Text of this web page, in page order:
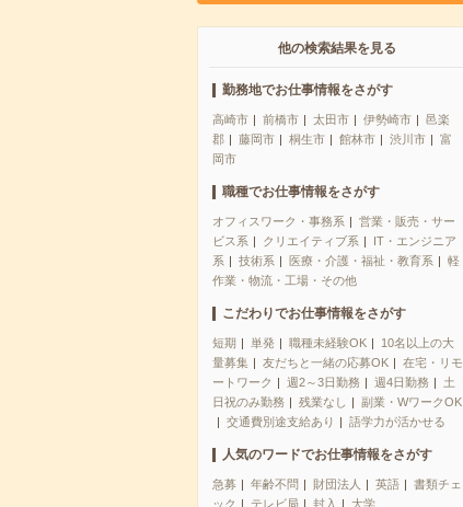
他の検索結果を見る
勤務地でお仕事情報をさがす
高崎市 前橋市 太田市 伊勢崎市
邑楽
郡
藤岡市 桐生市 館林市 渋川市
富
岡市
職種でお仕事情報をさがす
オフィスワーク・事務系
営業・販売・サー
ビス系
クリエイティブ系
IT・エンジニア
系
技術系 医療・介護・福祉・教育系
軽
作業・物流・工場・その他
こだわりでお仕事情報をさがす
短期 単発 職種未経験OK
10名以上の大
量募集
友だちと一緒の応募OK
在宅・リモ
ートワーク
週2～3日勤務 週4日勤務
土
日祝のみ勤務
残業なし
副業・WワークOK
交通費別途支給あり
語学力が活かせる
人気のワードでお仕事情報をさがす
急募 年齢不問 財団法人 英語
書類チェ
ック
テレビ局 封入 大学